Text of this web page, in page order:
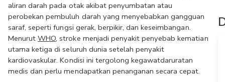
aliran darah pada otak akibat penyumbatan atau
perobekan pembuluh darah yang menyebabkan gangguan
saraf, seperti fungsi gerak, berpikir, dan keseimbangan.
Menurut WHO, stroke menjadi penyakit penyebab kematian
utama ketiga di seluruh dunia setelah penyakit
kardiovaskular. Kondisi ini tergolong kegawatdaruratan
medis dan perlu mendapatkan penanganan secara cepat.